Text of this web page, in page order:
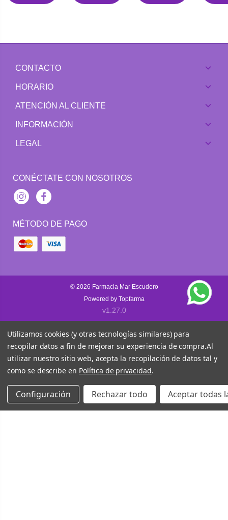
CONTACTO
HORARIO
ATENCIÓN AL CLIENTE
INFORMACIÓN
LEGAL
CONÉCTATE CON NOSOTROS
InstagramFacebook
MÉTODO DE PAGO
© 2026 Farmacia Mar Escudero
Powered by Topfarma
v1.27.0
Utilizamos cookies (y otras tecnologías similares) para
recopilar datos a fin de mejorar su experiencia de compra.Al
utilizar nuestro sitio web, acepta la recopilación de datos tal y
como se describe en Política de privacidad.
Configuración Rechazar todo Aceptar todas